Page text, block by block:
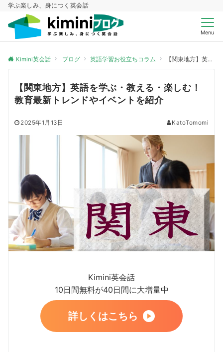
学ぶ楽しみ、身につく英会話
Menu
Kimini英会話 ブログ 英語学習お役立ちコラム 【関東地方】英語を学ぶ・教える・楽しむ！教育最新トレンドやイベントを紹介
【関東地方】英語を学ぶ・教える・楽しむ！
教育最新トレンドやイベントを紹介
2025年1月13日 KatoTomomi
Kimini英会話
10日間無料が40日間に大増量中
詳しくはこちら